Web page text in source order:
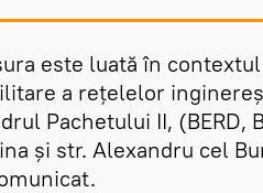
este luată în
a rețelelor
Pachetului II, (BERD,
și str. Alexandru cel